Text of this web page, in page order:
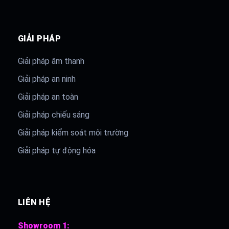
GIẢI PHÁP
Giải pháp âm thanh
Giải pháp an ninh
Giải pháp an toàn
Giải pháp chiếu sáng
Giải pháp kiểm soát môi trường
Giải pháp tự động hóa
LIÊN HỆ
Showroom 1: